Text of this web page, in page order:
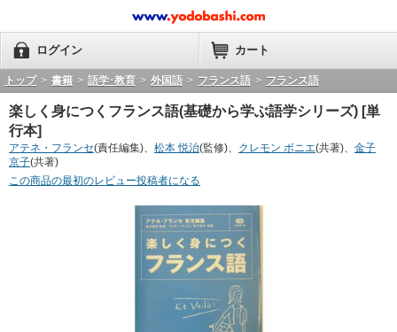
ログイン カート
トップ > 書籍 > 語学･教育 > 外国語 > フランス語 > フランス語
楽しく身につくフランス語(基礎から学ぶ語学シリーズ) [単
行本]
アテネ・フランセ(責任編集)、 松本 悦治(監修)、 クレモン ボニエ(共著)、 金子
京子(共著)
この商品の最初のレビュー投稿者になる